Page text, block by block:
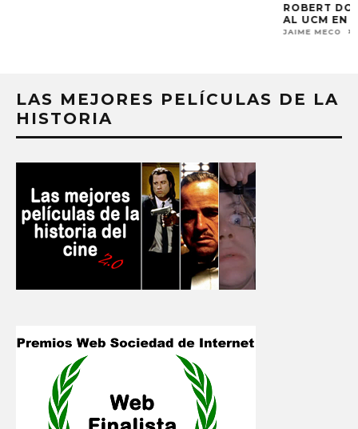
ROBERT
AL UCM EN
JAIME MECO 15
LAS MEJORES PELÍCULAS DE LA
HISTORIA